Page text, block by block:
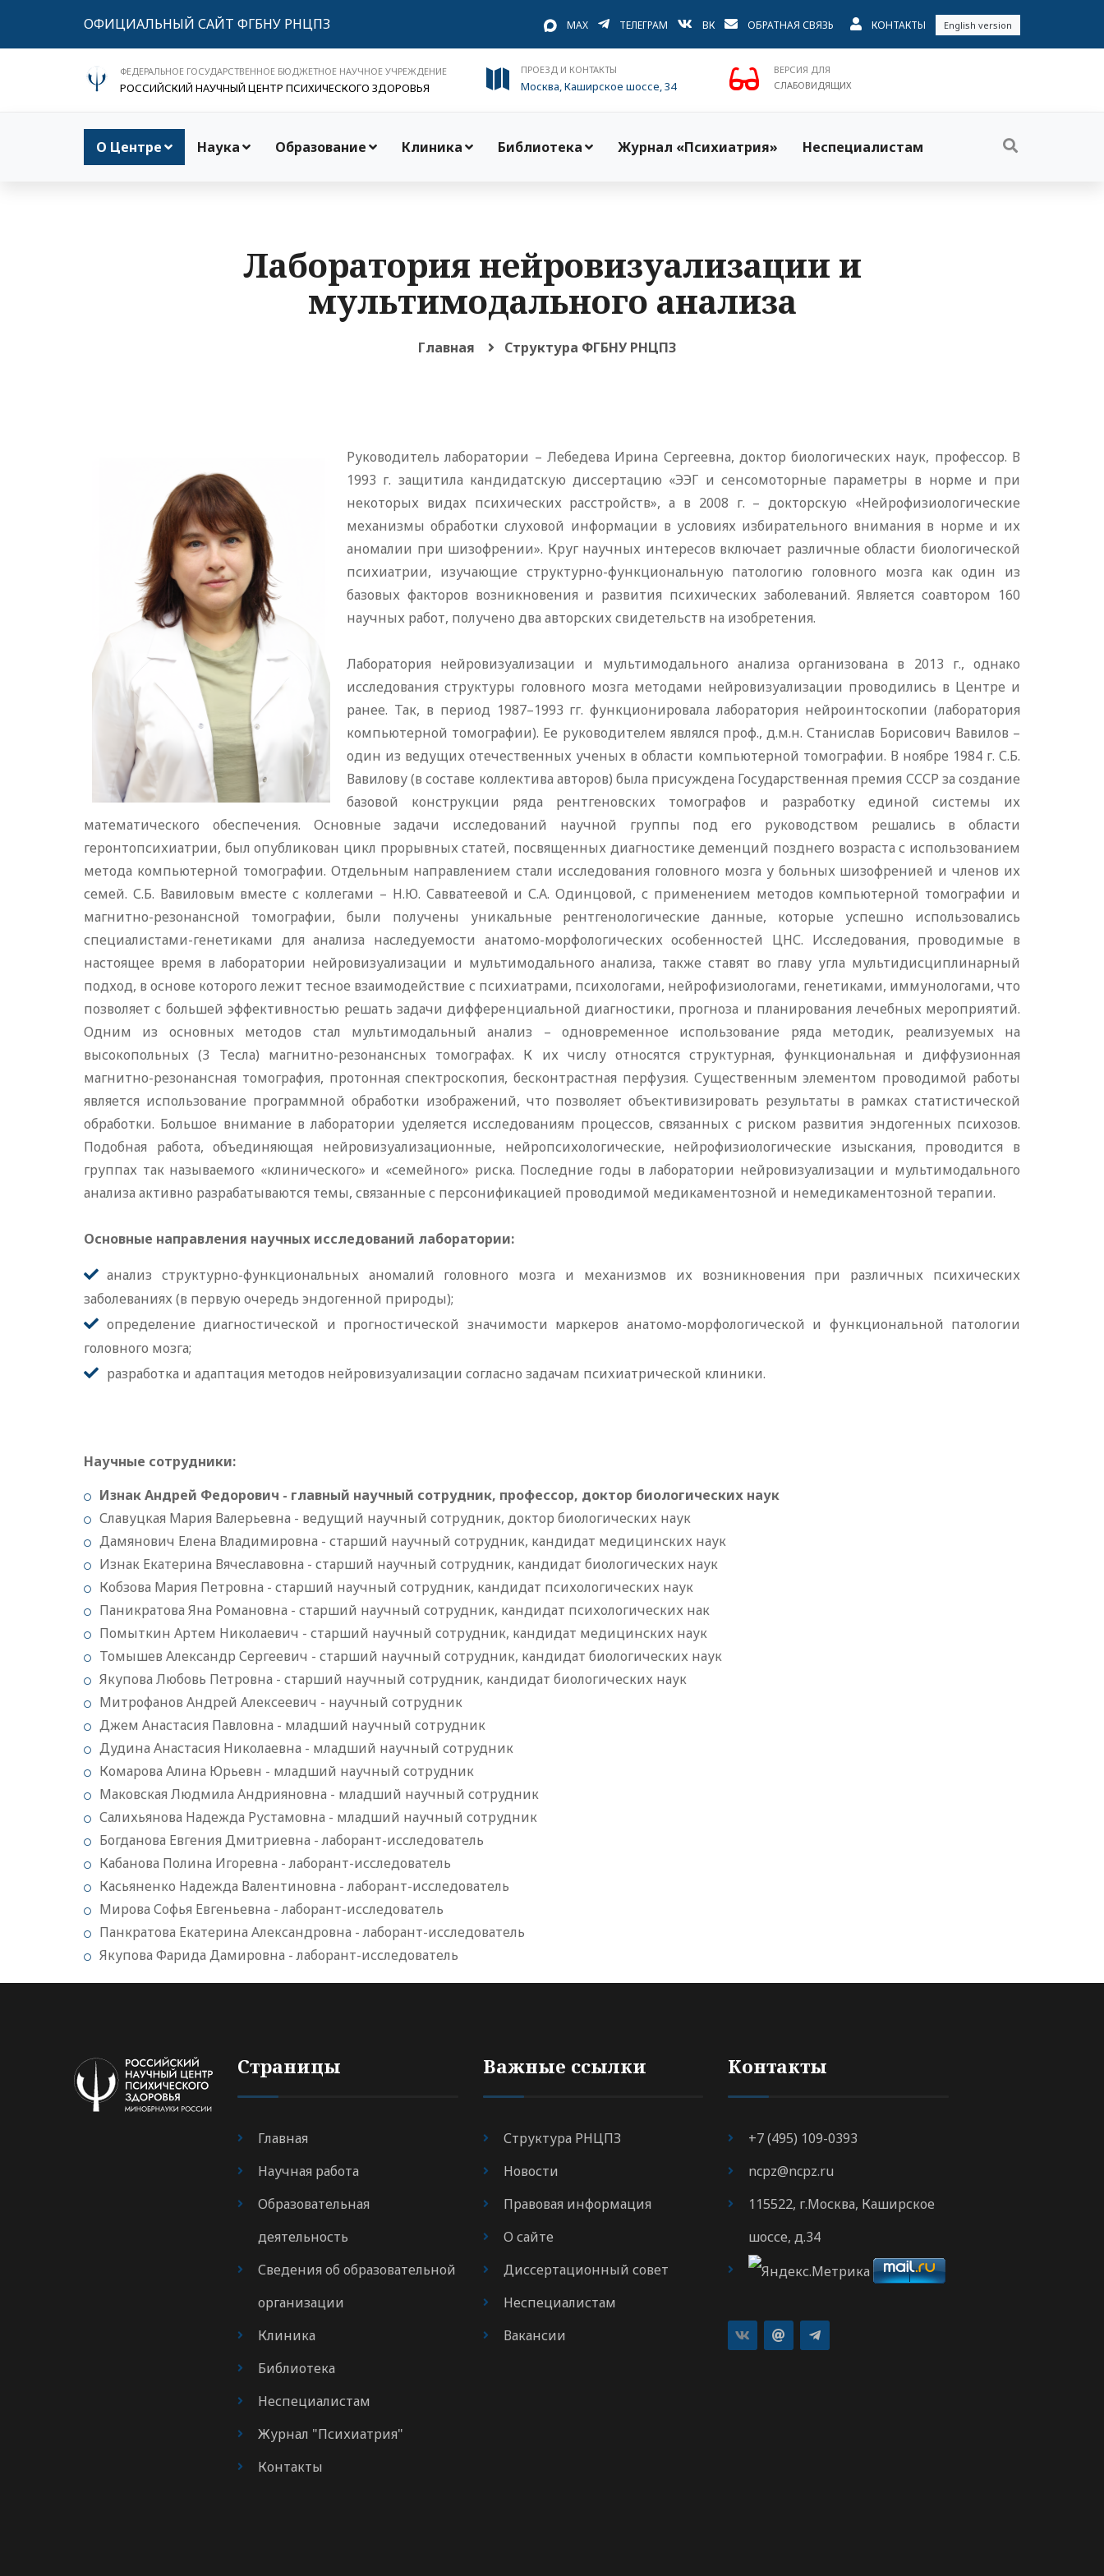
ОФИЦИАЛЬНЫЙ САЙТ ФГБНУ РНЦПЗ MAX ТЕЛЕГРАМ ВК ОБРАТНАЯ СВЯЗЬ КОНТАКТЫ English version
ФЕДЕРАЛЬНОЕ ГОСУДАРСТВЕННОЕ БЮДЖЕТНОЕ НАУЧНОЕ УЧРЕЖДЕНИЕ
РОССИЙСКИЙ НАУЧНЫЙ ЦЕНТР ПСИХИЧЕСКОГО ЗДОРОВЬЯ
ПРОЕЗД И КОНТАКТЫ
Москва, Каширское шоссе, 34
ВЕРСИЯ ДЛЯ
СЛАБОВИДЯЩИХ
О Центре Наука Образование Клиника Библиотека Журнал «Психиатрия» Неспециалистам
Лаборатория нейровизуализации и
мультимодального анализа
Главная Структура ФГБНУ РНЦПЗ
Руководитель лаборатории – Лебедева Ирина Сергеевна, доктор биологических наук, профессор. В
1993 г. защитила кандидатскую диссертацию «ЭЭГ и сенсомоторные параметры в норме и при
некоторых видах психических расстройств», а в 2008 г. – докторскую «Нейрофизиологические
механизмы обработки слуховой информации в условиях избирательного внимания в норме и их
аномалии при шизофрении». Круг научных интересов включает различные области биологической
психиатрии, изучающие структурно-функциональную патологию головного мозга как один из
базовых факторов возникновения и развития психических заболеваний. Является соавтором 160
научных работ, получено два авторских свидетельств на изобретения.
Лаборатория нейровизуализации и мультимодального анализа организована в 2013 г., однако
исследования структуры головного мозга методами нейровизуализации проводились в Центре и
ранее. Так, в период 1987–1993 гг. функционировала лаборатория нейроинтоскопии (лаборатория
компьютерной томографии). Ее руководителем являлся проф., д.м.н. Станислав Борисович Вавилов –
один из ведущих отечественных ученых в области компьютерной томографии. В ноябре 1984 г. С.Б.
Вавилову (в составе коллектива авторов) была присуждена Государственная премия СССР за создание
базовой конструкции ряда рентгеновских томографов и разработку единой системы их
математического обеспечения. Основные задачи исследований научной группы под его руководством решались в области
геронтопсихиатрии, был опубликован цикл прорывных статей, посвященных диагностике деменций позднего возраста с использованием
метода компьютерной томографии. Отдельным направлением стали исследования головного мозга у больных шизофренией и членов их
семей. С.Б. Вавиловым вместе с коллегами – Н.Ю. Савватеевой и С.А. Одинцовой, с применением методов компьютерной томографии и
магнитно-резонансной томографии, были получены уникальные рентгенологические данные, которые успешно использовались
специалистами-генетиками для анализа наследуемости анатомо-морфологических особенностей ЦНС. Исследования, проводимые в
настоящее время в лаборатории нейровизуализации и мультимодального анализа, также ставят во главу угла мультидисциплинарный
подход, в основе которого лежит тесное взаимодействие с психиатрами, психологами, нейрофизиологами, генетиками, иммунологами, что
позволяет с большей эффективностью решать задачи дифференциальной диагностики, прогноза и планирования лечебных мероприятий.
Одним из основных методов стал мультимодальный анализ – одновременное использование ряда методик, реализуемых на
высокопольных (3 Тесла) магнитно-резонансных томографах. К их числу относятся структурная, функциональная и диффузионная
магнитно-резонансная томография, протонная спектроскопия, бесконтрастная перфузия. Существенным элементом проводимой работы
является использование программной обработки изображений, что позволяет объективизировать результаты в рамках статистической
обработки. Большое внимание в лаборатории уделяется исследованиям процессов, связанных с риском развития эндогенных психозов.
Подобная работа, объединяющая нейровизуализационные, нейропсихологические, нейрофизиологические изыскания, проводится в
группах так называемого «клинического» и «семейного» риска. Последние годы в лаборатории нейровизуализации и мультимодального
анализа активно разрабатываются темы, связанные с персонификацией проводимой медикаментозной и немедикаментозной терапии.
Основные направления научных исследований лаборатории:
анализ структурно-функциональных аномалий головного мозга и механизмов их возникновения при различных психических
заболеваниях (в первую очередь эндогенной природы);
определение диагностической и прогностической значимости маркеров анатомо-морфологической и функциональной патологии
головного мозга;
разработка и адаптация методов нейровизуализации согласно задачам психиатрической клиники.
Научные сотрудники:
Изнак Андрей Федорович - главный научный сотрудник, профессор, доктор биологических наук
Славуцкая Мария Валерьевна - ведущий научный сотрудник, доктор биологических наук
Дамянович Елена Владимировна - старший научный сотрудник, кандидат медицинских наук
Изнак Екатерина Вячеславовна - старший научный сотрудник, кандидат биологических наук
Кобзова Мария Петровна - старший научный сотрудник, кандидат психологических наук
Паникратова Яна Романовна - старший научный сотрудник, кандидат психологических нак
Помыткин Артем Николаевич - старший научный сотрудник, кандидат медицинских наук
Томышев Александр Сергеевич - старший научный сотрудник, кандидат биологических наук
Якупова Любовь Петровна - старший научный сотрудник, кандидат биологических наук
Митрофанов Андрей Алексеевич - научный сотрудник
Джем Анастасия Павловна - младший научный сотрудник
Дудина Анастасия Николаевна - младший научный сотрудник
Комарова Алина Юрьевн - младший научный сотрудник
Маковская Людмила Андрияновна - младший научный сотрудник
Салихьянова Надежда Рустамовна - младший научный сотрудник
Богданова Евгения Дмитриевна - лаборант-исследователь
Кабанова Полина Игоревна - лаборант-исследователь
Касьяненко Надежда Валентиновна - лаборант-исследователь
Мирова Софья Евгеньевна - лаборант-исследователь
Панкратова Екатерина Александровна - лаборант-исследователь
Якупова Фарида Дамировна - лаборант-исследователь
Страницы
Главная
Научная работа
Образовательная
деятельность
Сведения об образовательной
организации
Клиника
Библиотека
Неспециалистам
Журнал "Психиатрия"
Контакты
Важные ссылки
Структура РНЦПЗ
Новости
Правовая информация
О сайте
Диссертационный совет
Неспециалистам
Вакансии
Контакты
+7 (495) 109-0393
ncpz@ncpz.ru
115522, г.Москва, Каширское
шоссе, д.34